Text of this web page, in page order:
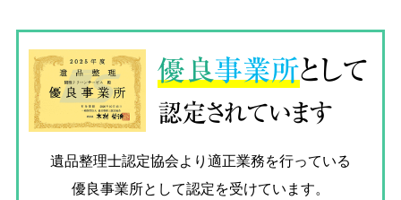
優良事業所として
認定されています
遺品整理士認定協会より適正業務を行っている
優良事業所として認定を受けています。